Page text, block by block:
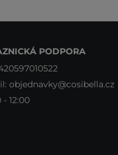
PODPORA
objednavky@cosibella.cz
12:00